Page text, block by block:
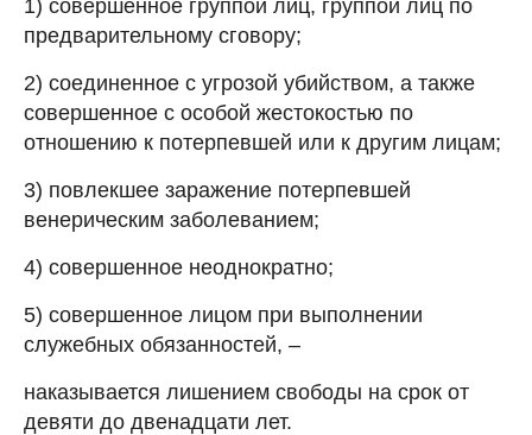
1) совершенное группой лиц, группой лиц по
предварительному сговору;
2) соединенное с угрозой убийством, а также
совершенное с особой жестокостью по
отношению к потерпевшей или к другим лицам;
3) повлекшее заражение потерпевшей
венерическим заболеванием;
4) совершенное неоднократно;
5) совершенное лицом при выполнении
служебных обязанностей, –
наказывается лишением свободы на срок от
девяти до двенадцати лет.